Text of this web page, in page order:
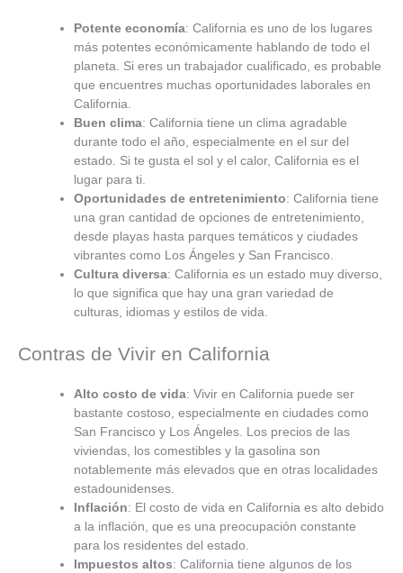
Potente economía: California es uno de los lugares
más potentes económicamente hablando de todo el
planeta. Si eres un trabajador cualificado, es probable
que encuentres muchas oportunidades laborales en
California.
Buen clima: California tiene un clima agradable
durante todo el año, especialmente en el sur del
estado. Si te gusta el sol y el calor, California es el
lugar para ti.
Oportunidades de entretenimiento: California tiene
una gran cantidad de opciones de entretenimiento,
desde playas hasta parques temáticos y ciudades
vibrantes como Los Ángeles y San Francisco.
Cultura diversa: California es un estado muy diverso,
lo que significa que hay una gran variedad de
culturas, idiomas y estilos de vida.
Contras de Vivir en California
Alto costo de vida: Vivir en California puede ser
bastante costoso, especialmente en ciudades como
San Francisco y Los Ángeles. Los precios de las
viviendas, los comestibles y la gasolina son
notablemente más elevados que en otras localidades
estadounidenses.
Inflación: El costo de vida en California es alto debido
a la inflación, que es una preocupación constante
para los residentes del estado.
Impuestos altos: California tiene algunos de los